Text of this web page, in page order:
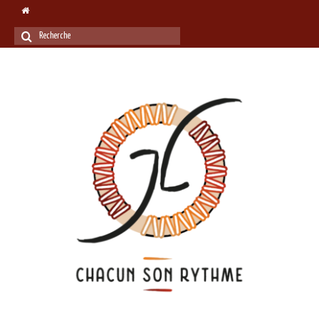
Rechercher
: